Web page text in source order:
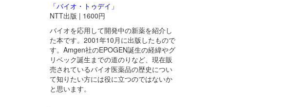
「バイオ・トゥデイ」
NTT出版 | 1600円
バイオを応用して開発中の新薬を紹介し
た本です。2001年10月に出版したもので
す。Amgen社のEPOGEN誕生の経緯やグ
リベック誕生までの道のりなど、現在販
売されているバイオ医薬品の歴史につい
て知りたい方には役に立つのではないか
と思います。